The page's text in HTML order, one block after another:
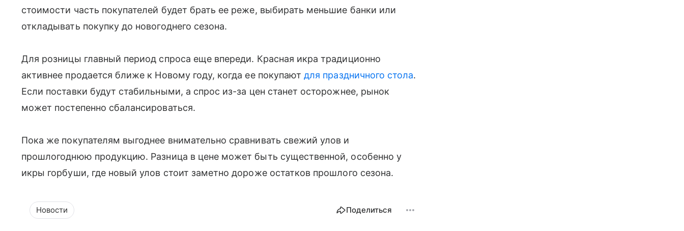
стоимости часть покупателей будет брать ее реже, выбирать меньшие банки или
откладывать покупку до новогоднего сезона.
Для розницы главный период спроса еще впереди. Красная икра традиционно
активнее продается ближе к Новому году, когда ее покупаютдля праздничного стола.
Если поставки будут стабильными, а спрос из-за цен станет осторожнее, рынок
может постепенно сбалансироваться.
Пока же покупателям выгоднее внимательно сравнивать свежий улов и
прошлогоднюю продукцию. Разница в цене может быть существенной, особенно у
икры горбуши, где новый улов стоит заметно дороже остатков прошлого сезона.
Новости Поделиться